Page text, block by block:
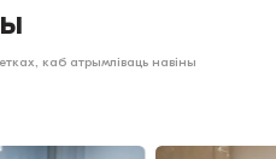
каб атрымліваць навіны